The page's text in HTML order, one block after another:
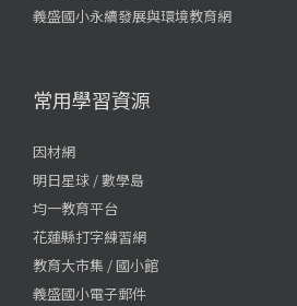
義盛國小永續發展與環境教育網
常用學習資源
因材網
明日星球 / 數學島
均一教育平台
花蓮縣打字練習網
教育大市集 / 國小館
義盛國小電子郵件